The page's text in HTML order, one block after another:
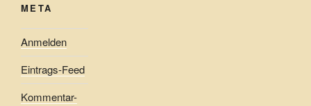
META
Anmelden
Eintrags-Feed
Kommentar-